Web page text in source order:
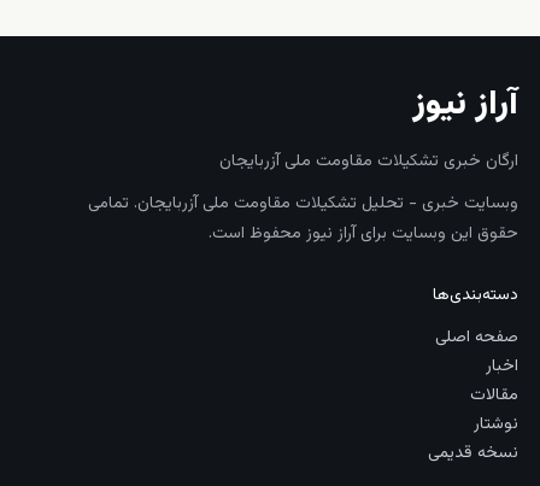
آراز نیوز
ارگان خبری تشکیلات مقاومت ملی آزربایجان
وبسایت خبری - تحلیل تشکیلات مقاومت ملی آزربایجان. تمامی
حقوق این وبسایت برای آراز نیوز محفوظ است.
دسته‌بندی‌ها
صفحه اصلی
اخبار
مقالات
نوشتار
نسخه قدیمی